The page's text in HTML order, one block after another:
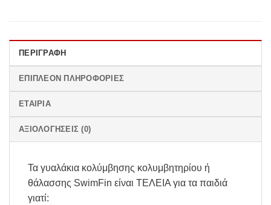
ΠΕΡΙΓΡΑΦΉ
ΕΠΙΠΛΈΟΝ ΠΛΗΡΟΦΟΡΊΕΣ
ΕΤΑΙΡΊΑ
ΑΞΙΟΛΟΓΉΣΕΙΣ (0)
Τα γυαλάκια κολύμβησης κολυμβητηρίου ή
θάλασσης SwimFin είναι ΤΕΛΕΙΑ για τα παιδιά
γιατί: